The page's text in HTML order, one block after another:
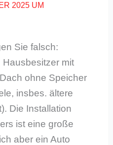
2025 UM
Sie falsch:
mit
ohne Speicher
insbes. ältere
Die Installation
ist eine große
aber ein Auto